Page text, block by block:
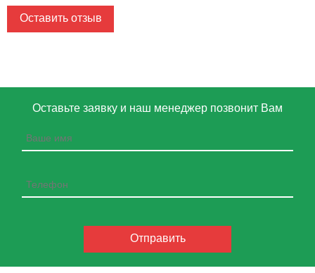
Оставить отзыв
Оставьте заявку и наш менеджер позвонит Вам